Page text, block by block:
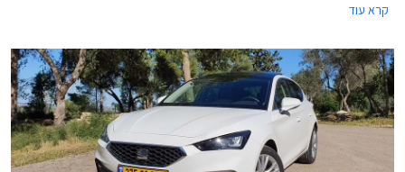
במדינות שונות ולשווקן בישראל.
קרא עוד